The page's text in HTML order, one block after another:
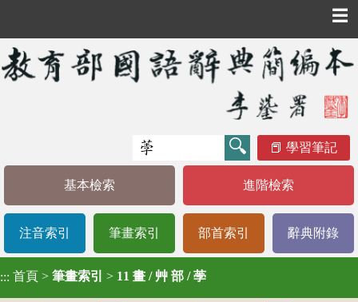
☰
學習筆記
基本檢索 進階檢索
注音索引 筆畫索引 部首索引 辭典附錄
::: 首頁 > 筆畫索引 > 11 畫 / 艸 部 / 荸